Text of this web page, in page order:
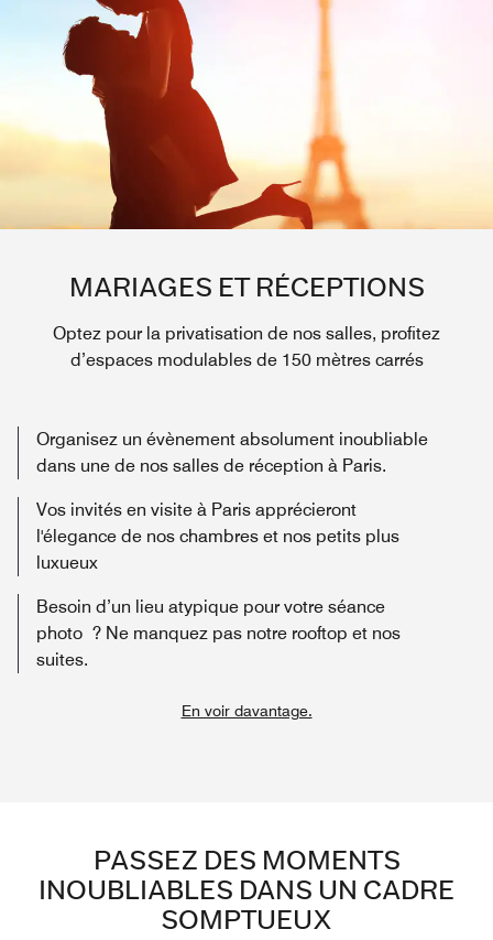
MARIAGES ET RÉCEPTIONS
Optez pour la privatisation de nos salles, profitez
d’espaces modulables de 150 mètres carrés
Organisez un évènement absolument inoubliable
dans une de nos salles de réception à Paris.
Vos invités en visite à Paris apprécieront
l'élegance de nos chambres et nos petits plus
luxueux
Besoin d’un lieu atypique pour votre séance
photo ? Ne manquez pas notre rooftop et nos
suites.
En voir davantage.
PASSEZ DES MOMENTS
INOUBLIABLES DANS UN CADRE
SOMPTUEUX